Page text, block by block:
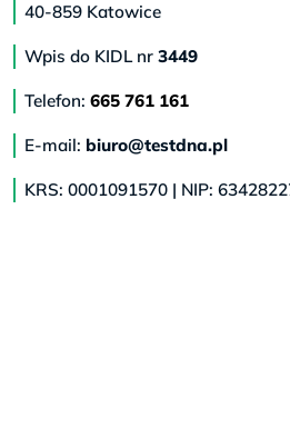
40-859 Katowice
Wpis do KIDL nr 3449
Telefon: 665 761 161
E-mail: biuro@testdna.pl
KRS: 0001091570 | NIP: